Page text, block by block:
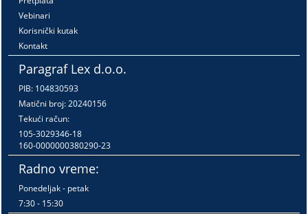
Vebinari
Korisnički kutak
Kontakt
Paragraf Lex d.o.o.
PIB: 104830593
Matični broj: 20240156
Tekući račun:
105-3029346-18
160-0000000380290-23
Radno vreme:
Ponedeljak - petak
7:30 - 15:30